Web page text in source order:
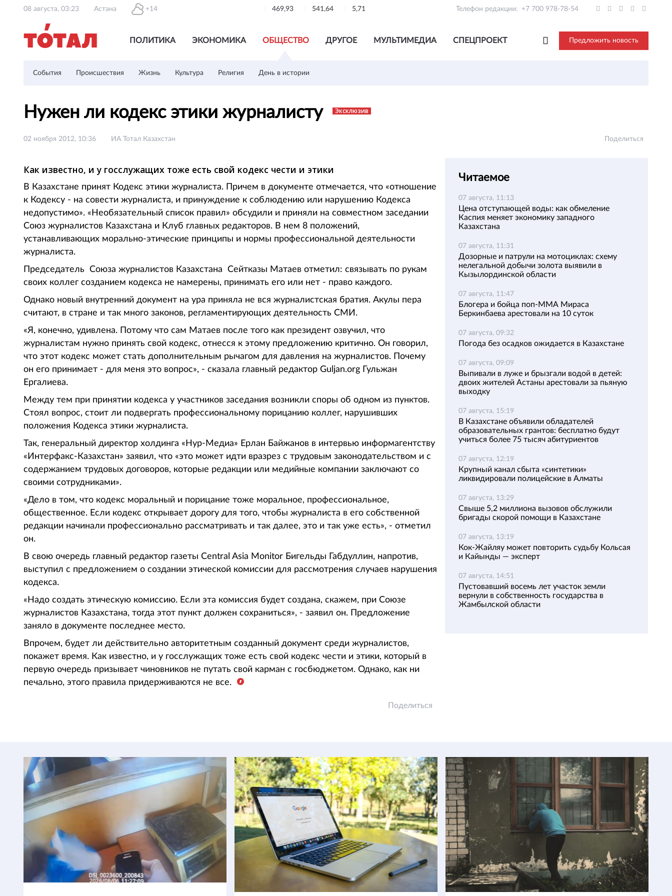
08 августа, 03:23 Астана +14 469,93 541,64 5,71 Телефон редакции: +7 700 978-78-54
ПОЛИТИКА ЭКОНОМИКА ОБЩЕСТВО ДРУГОЕ МУЛЬТИМЕДИА СПЕЦПРОЕКТ Предложить новость
События Происшествия Жизнь Культура Религия День в истории
Нужен ли кодекс этики журналисту Эксклюзив
02 ноября 2012, 10:36 ИА Тотал Казахстан Поделиться
Как известно, и у госслужащих тоже есть свой кодекс чести и этики
В Казахстане принят Кодекс этики журналиста. Причем в документе отмечается, что «отношение
к Кодексу - на совести журналиста, и принуждение к соблюдению или нарушению Кодекса
недопустимо». «Необязательный список правил» обсудили и приняли на совместном заседании
Союз журналистов Казахстана и Клуб главных редакторов. В нем 8 положений,
устанавливающих морально-этические принципы и нормы профессиональной деятельности
журналиста.
Председатель Союза журналистов Казахстана Сейтказы Матаев отметил: связывать по рукам
своих коллег созданием кодекса не намерены, принимать его или нет - право каждого.
Однако новый внутренний документ на ура приняла не вся журналистская братия. Акулы пера
считают, в стране и так много законов, регламентирующих деятельность СМИ.
«Я, конечно, удивлена. Потому что сам Матаев после того как президент озвучил, что
журналистам нужно принять свой кодекс, отнесся к этому предложению критично. Он говорил,
что этот кодекс может стать дополнительным рычагом для давления на журналистов. Почему
он его принимает - для меня это вопрос», - сказала главный редактор Guljan.org Гульжан
Ергалиева.
Между тем при принятии кодекса у участников заседания возникли споры об одном из пунктов.
Стоял вопрос, стоит ли подвергать профессиональному порицанию коллег, нарушивших
положения Кодекса этики журналиста.
Так, генеральный директор холдинга «Нур-Медиа» Ерлан Байжанов в интервью информагентству
«Интерфакс-Казахстан» заявил, что «это может идти вразрез с трудовым законодательством и с
содержанием трудовых договоров, которые редакции или медийные компании заключают со
своими сотрудниками».
«Дело в том, что кодекс моральный и порицание тоже моральное, профессиональное,
общественное. Если кодекс открывает дорогу для того, чтобы журналиста в его собственной
редакции начинали профессионально рассматривать и так далее, это и так уже есть», - отметил
он.
В свою очередь главный редактор газеты Central Asia Monitor Бигельды Габдуллин, напротив,
выступил с предложением о создании этической комиссии для рассмотрения случаев нарушения
кодекса.
«Надо создать этическую комиссию. Если эта комиссия будет создана, скажем, при Союзе
журналистов Казахстана, тогда этот пункт должен сохраниться», - заявил он. Предложение
заняло в документе последнее место.
Впрочем, будет ли действительно авторитетным созданный документ среди журналистов,
покажет время. Как известно, и у госслужащих тоже есть свой кодекс чести и этики, который в
первую очередь призывает чиновников не путать свой карман с госбюджетом. Однако, как ни
печально, этого правила придерживаются не все.
Поделиться
Читаемое
07 августа, 11:13
Цена отступающей воды: как обмеление
Каспия меняет экономику западного
Казахстана
07 августа, 11:31
Дозорные и патрули на мотоциклах: схему
нелегальной добычи золота выявили в
Кызылординской области
07 августа, 11:47
Блогера и бойца поп-ММА Мираса
Беркинбаева арестовали на 10 суток
07 августа, 09:32
Погода без осадков ожидается в Казахстане
07 августа, 09:09
Выпивали в луже и брызгали водой в детей:
двоих жителей Астаны арестовали за пьяную
выходку
07 августа, 15:19
В Казахстане объявили обладателей
образовательных грантов: бесплатно будут
учиться более 75 тысяч абитуриентов
07 августа, 12:19
Крупный канал сбыта «синтетики»
ликвидировали полицейские в Алматы
07 августа, 13:29
Свыше 5,2 миллиона вызовов обслужили
бригады скорой помощи в Казахстане
07 августа, 13:19
Кок-Жайляу может повторить судьбу Кольсая
и Кайынды — эксперт
07 августа, 14:51
Пустовавший восемь лет участок земли
вернули в собственность государства в
Жамбылской области